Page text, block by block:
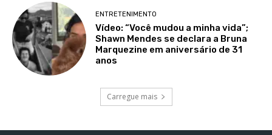
ENTRETENIMENTO
Vídeo: “Você mudou a minha vida”;
Shawn Mendes se declara a Bruna
Marquezine em aniversário de 31
anos
Carregue mais